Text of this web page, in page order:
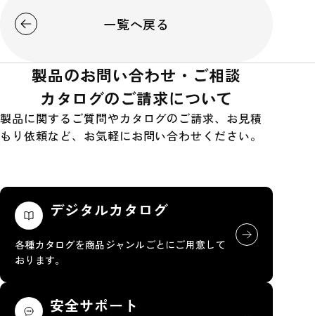
一覧へ戻る
製品のお問い合わせ・ご相談
カタログのご請求について
製品に関するご質問やカタログのご請求、お見積
もり依頼など、お気軽にお問い合わせください。
デジタルカタログ
各種カタログを商品ジャンルごとにご用意して
おります。
安全サポート